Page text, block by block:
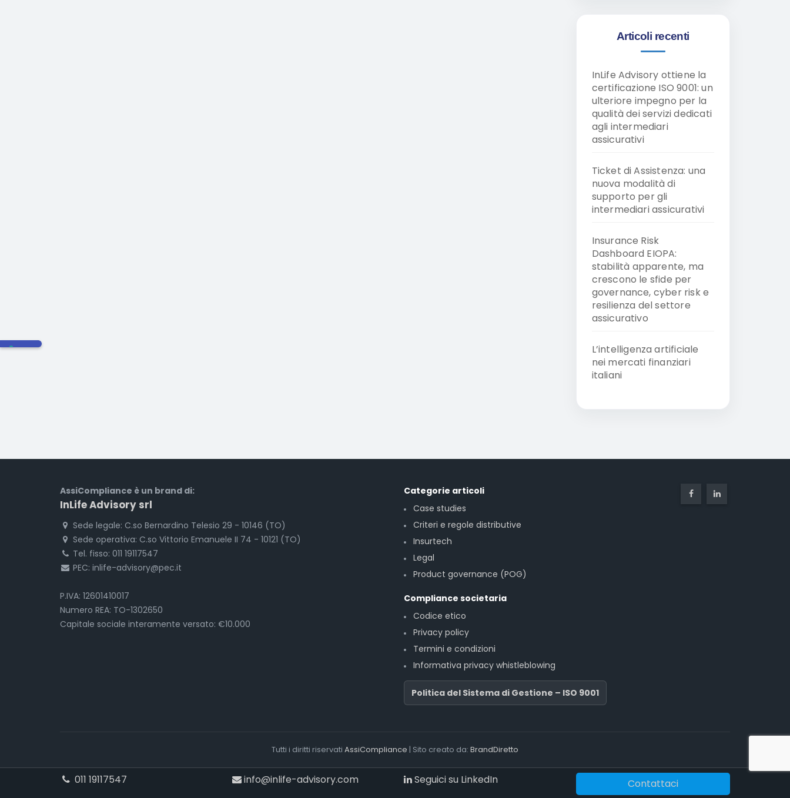
Articoli recenti
InLife Advisory ottiene la
certificazione ISO 9001: un
ulteriore impegno per la
qualità dei servizi dedicati
agli intermediari
assicurativi
Ticket di Assistenza: una
nuova modalità di
supporto per gli
intermediari assicurativi
Insurance Risk
Dashboard EIOPA:
stabilità apparente, ma
crescono le sfide per
governance, cyber risk e
resilienza del settore
assicurativo
L’intelligenza artificiale
nei mercati finanziari
italiani
011 19117547 info@inlife-advisory.com Seguici su LinkedIn Contattaci
AssiCompliance è un brand di:
InLife Advisory srl
Sede legale: C.so Bernardino Telesio 29 - 10146 (TO)
Sede operativa: C.so Vittorio Emanuele II 74 - 10121 (TO)
Tel. fisso: 011 19117547
PEC: inlife-advisory@pec.it
P.IVA: 12601410017
Numero REA: TO-1302650
Capitale sociale interamente versato: €10.000
Categorie articoli
Case studies
Criteri e regole distributive
Insurtech
Legal
Product governance (POG)
Compliance societaria
Codice etico
Privacy policy
Termini e condizioni
Informativa privacy whistleblowing
Politica del Sistema di Gestione – ISO 9001
Tutti i diritti riservati AssiCompliance | Sito creato da: BrandDiretto